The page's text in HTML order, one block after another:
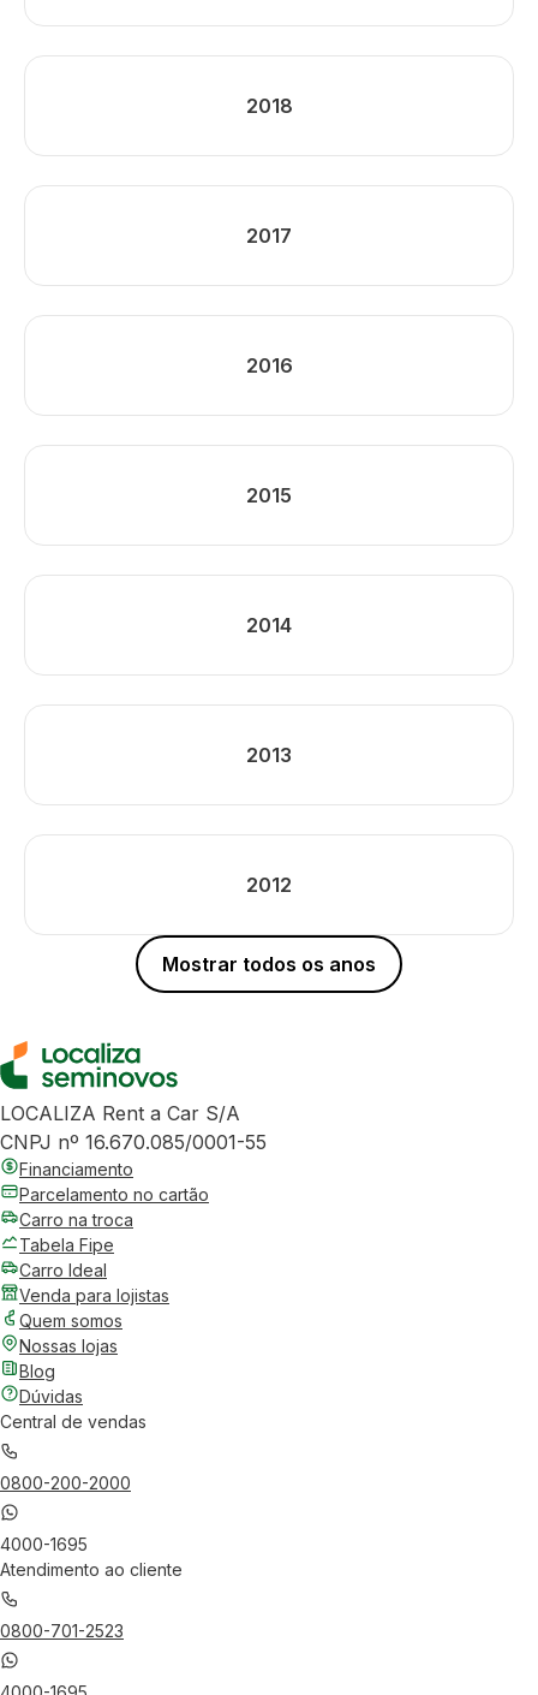
2018
2017
2016
2015
2014
2013
2012
Mostrar todos os anos
LOCALIZA Rent a Car S/A
CNPJ nº 16.670.085/0001-55
Financiamento
Parcelamento no cartão
Carro na troca
Tabela Fipe
Carro Ideal
Venda para lojistas
Quem somos
Nossas lojas
Blog
Dúvidas
Central de vendas
0800-200-2000
4000-1695
Atendimento ao cliente
0800-701-2523